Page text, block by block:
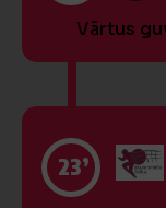
Vārtus
23’